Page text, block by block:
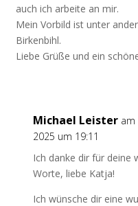
auch ich arbeite an mir.
Mein Vorbild ist unter
Birkenbihl.
Liebe Grüße und ein
Michael Leister am
2025 um 19:11
Ich danke dir für deine
Worte, liebe Katja!
Ich wünsche dir eine